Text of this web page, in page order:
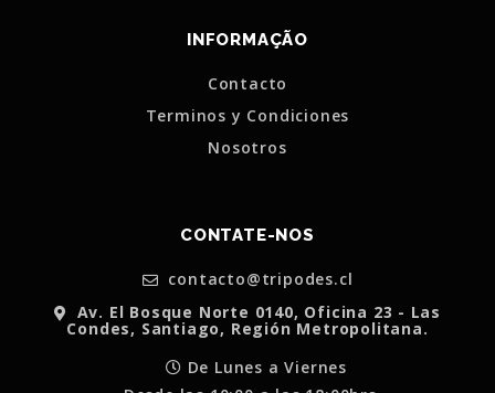
INFORMAÇÃO
Contacto
Terminos y Condiciones
Nosotros
CONTATE-NOS
contacto@tripodes.cl
Av. El Bosque Norte 0140, Oficina 23 - Las
Condes, Santiago, Región Metropolitana.
De Lunes a Viernes